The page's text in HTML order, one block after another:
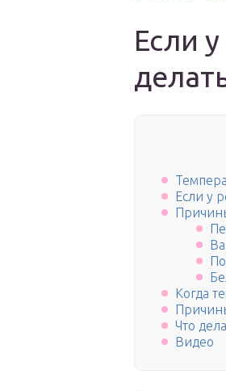
Если
Если у
Когда
Что
Видео